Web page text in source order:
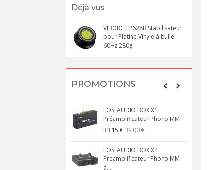
Déjà vus
VIBORG LP628B Stabilisateur
pour Platine Vinyle à bulle
60Hz 280g
PROMOTIONS
FOSI AUDIO BOX X1
Préamplificateur Phono MM
33,15 €39,00 €
FOSI AUDIO BOX X4
Préamplificateur Phono MM
à...